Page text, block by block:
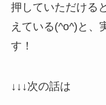
押していただける
えている(^o^)と
す！
↓↓↓次の話は